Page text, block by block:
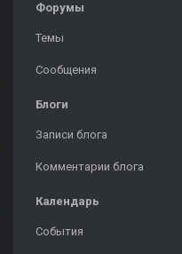
Форумы
Темы
Сообщения
Блоги
Записи блога
Комментарии блога
Календарь
События